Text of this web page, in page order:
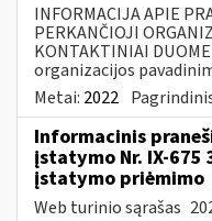
INFORMACIJA APIE
PERKANČIOJI
KONTAKTINIAI
organizacijos
Metai: 2022
Informacinis
įstatymo Nr. IX-
įstatymo priėmimo
Web turinio sąrašas